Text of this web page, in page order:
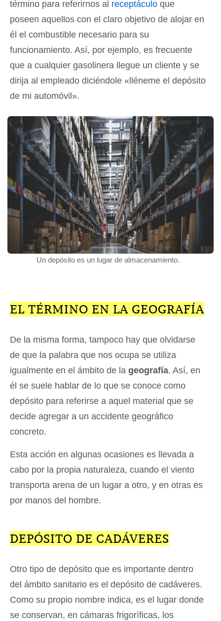
término para referirnos al receptáculo que
poseen aquellos con el claro objetivo de alojar en
él el combustible necesario para su
funcionamiento. Así, por ejemplo, es frecuente
que a cualquier gasolinera llegue un cliente y se
dirija al empleado diciéndole «lléneme el depósito
de mi automóvil».
Un depósito es un lugar de almacenamiento.
EL TÉRMINO EN LA GEOGRAFÍA
De la misma forma, tampoco hay que olvidarse
de que la palabra que nos ocupa se utiliza
igualmente en el ámbito de la geografía. Así, en
él se suele hablar de lo que se conoce como
depósito para referirse a aquel material que se
decide agregar a un accidente geográfico
concreto.
Esta acción en algunas ocasiones es llevada a
cabo por la propia naturaleza, cuando el viento
transporta arena de un lugar a otro, y en otras es
por manos del hombre.
DEPÓSITO DE CADÁVERES
Otro tipo de depósito que es importante dentro
del ámbito sanitario es el depósito de cadáveres.
Como su propio nombre indica, es el lugar donde
se conservan, en cámaras frigoríficas, los